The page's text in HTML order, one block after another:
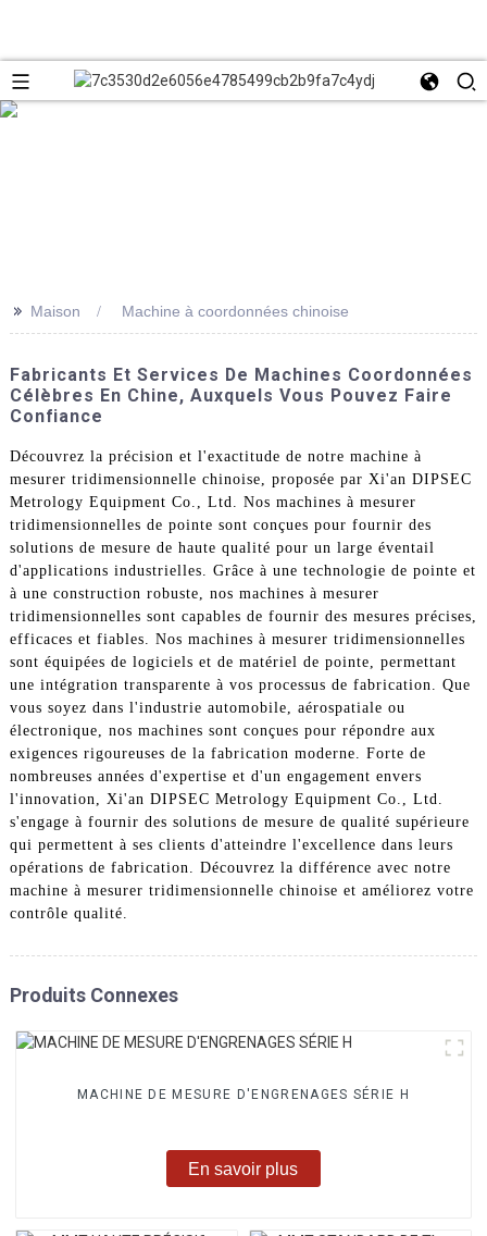
>> Maison Machine à coordonnées chinoise
Fabricants Et Services De Machines Coordonnées
Célèbres En Chine, Auxquels Vous Pouvez Faire
Confiance
Découvrez la précision et l'exactitude de notre machine à
mesurer tridimensionnelle chinoise, proposée par Xi'an DIPSEC
Metrology Equipment Co., Ltd. Nos machines à mesurer
tridimensionnelles de pointe sont conçues pour fournir des
solutions de mesure de haute qualité pour un large éventail
d'applications industrielles. Grâce à une technologie de pointe et
à une construction robuste, nos machines à mesurer
tridimensionnelles sont capables de fournir des mesures précises,
efficaces et fiables. Nos machines à mesurer tridimensionnelles
sont équipées de logiciels et de matériel de pointe, permettant
une intégration transparente à vos processus de fabrication. Que
vous soyez dans l'industrie automobile, aérospatiale ou
électronique, nos machines sont conçues pour répondre aux
exigences rigoureuses de la fabrication moderne. Forte de
nombreuses années d'expertise et d'un engagement envers
l'innovation, Xi'an DIPSEC Metrology Equipment Co., Ltd.
s'engage à fournir des solutions de mesure de qualité supérieure
qui permettent à ses clients d'atteindre l'excellence dans leurs
opérations de fabrication. Découvrez la différence avec notre
machine à mesurer tridimensionnelle chinoise et améliorez votre
contrôle qualité.
Produits Connexes
MACHINE DE MESURE D'ENGRENAGES SÉRIE H
En savoir plus